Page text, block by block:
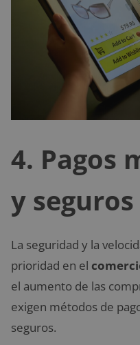
4. Pagos
y seguros
La seguridad y la
prioridad en el
el aumento de las
exigen métodos de
seguros.